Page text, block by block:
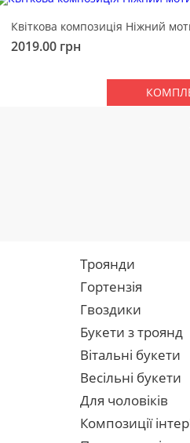
Квіткова композиція Ніжний
2019.00 грн
Троянди
Гортензія
Гвоздики
Букети з троянд
Вітальні букети
Весільні букети
Для чоловіків
Композиції